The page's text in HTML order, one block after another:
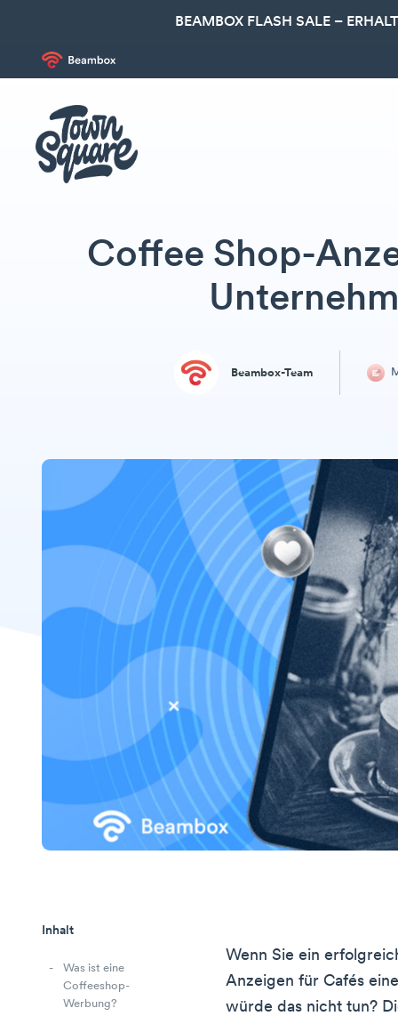
BEAMBOX FLASH SALE –
Coffee Shop-
Beambox-Team
Inhalt
Was ist eine
Coffeeshop-
Werbung?
Wenn Sie ein
Anzeigen für Cafés
würde das nicht tun?